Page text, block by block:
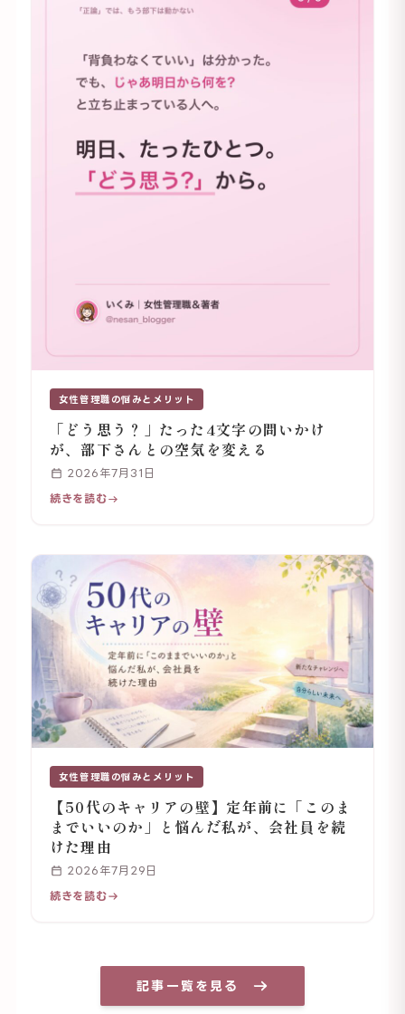
女性管理職の悩みとメリット
「どう思う？」たった4文字の問いかけ
が、部下さんとの空気を変える
2026年7月31日
続きを読む
女性管理職の悩みとメリット
【50代のキャリアの壁】定年前に「このま
までいいのか」と悩んだ私が、会社員を続
けた理由
2026年7月29日
続きを読む
記事一覧を見る